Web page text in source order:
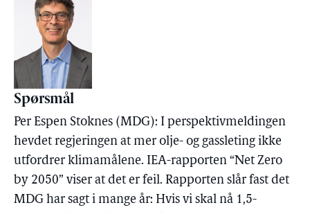
Spørsmål
Per Espen Stoknes (MDG): I perspektivmeldingen
hevdet regjeringen at mer olje- og gassleting ikke
utfordrer klimamålene. IEA-rapporten “Net Zero
by 2050” viser at det er feil. Rapporten slår fast det
MDG har sagt i mange år: Hvis vi skal nå 1,5-